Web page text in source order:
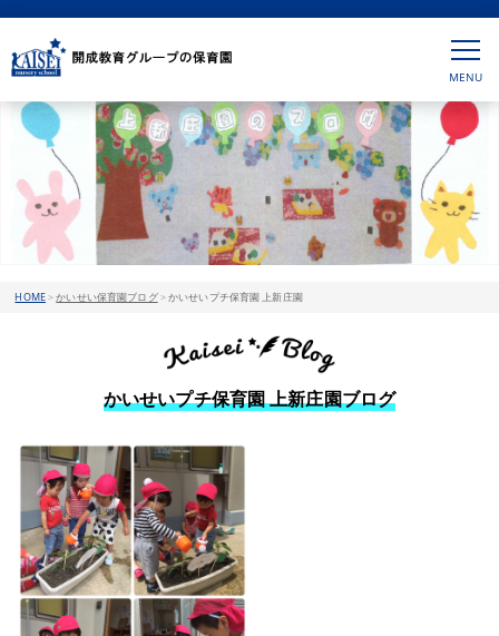
HOME>かいせい保育園ブログ>かいせいプチ保育園 上新庄園
かいせいプチ保育園 上新庄園ブログ